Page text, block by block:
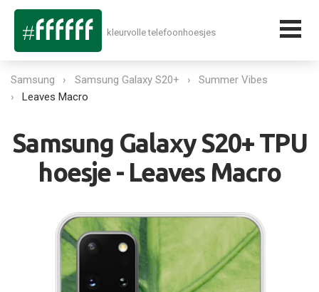
kleurvolle telefoonhoesjes
Samsung Samsung Galaxy S20+
Summer Vibes
Leaves Macro
Samsung Galaxy S20+ TPU
hoesje - Leaves Macro